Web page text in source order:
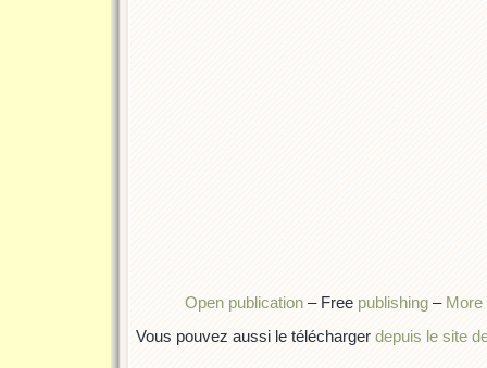
Open publication – Free publishing – More
Vous pouvez aussi le télécharger depuis le site